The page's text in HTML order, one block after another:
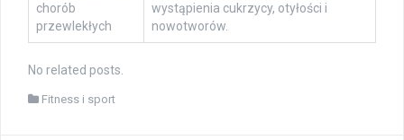
chorób
przewlekłych
wystąpienia cukrzycy, otyłości i
nowotworów.
No related posts.
Fitness i sport